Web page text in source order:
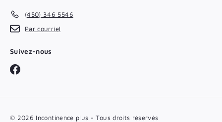
(450) 346 5546
Par courriel
Suivez-nous
Facebook
© 2026 Incontinence plus - Tous droits réservés